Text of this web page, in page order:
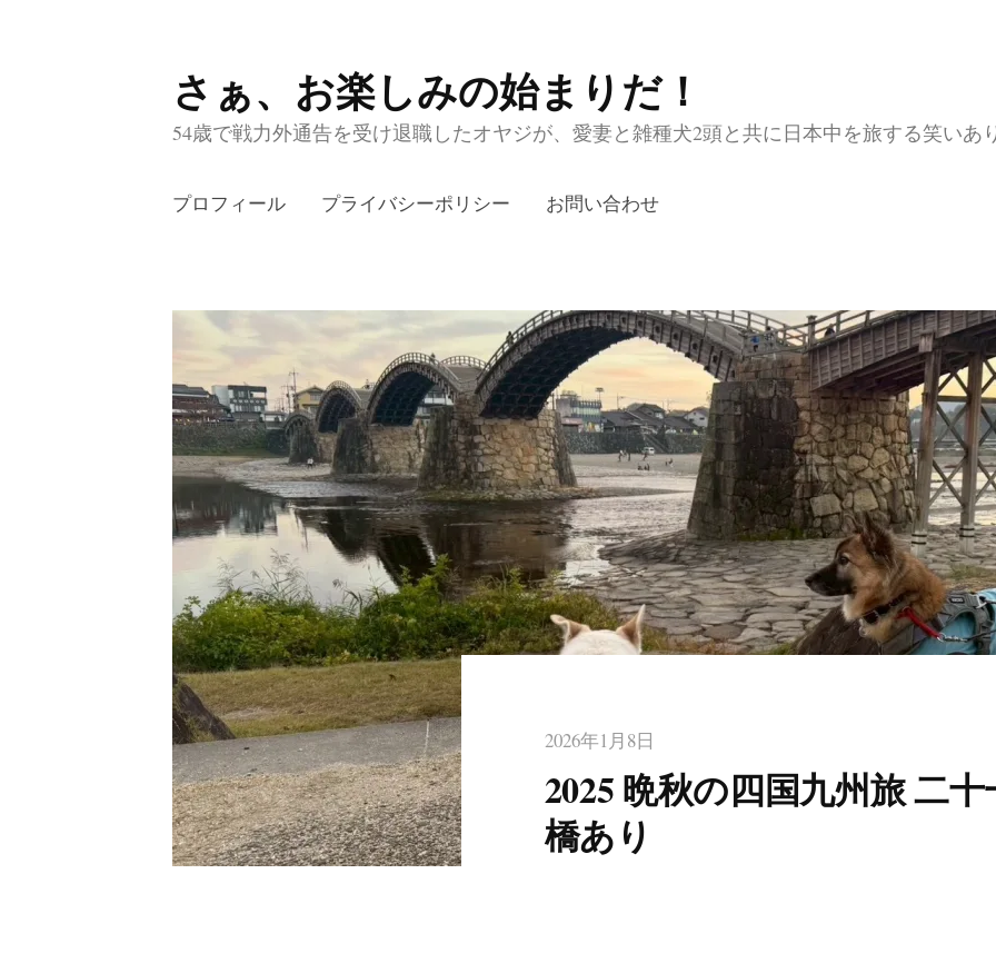
コ
ン
ン
プ
さぁ、お楽しみの始まりだ！
54歳で戦力外通告を受け退職したオヤジが、愛妻と雑種犬2頭と共に日本中を旅する笑いあ
プロフィール プライバシーポリシー お問い合わせ
2026年1月8日
2025 晩秋の四国九州旅 二
橋あり